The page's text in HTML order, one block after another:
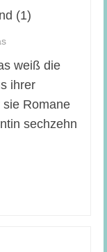
(1)
weiß die
ihrer
Romane
sechzehn